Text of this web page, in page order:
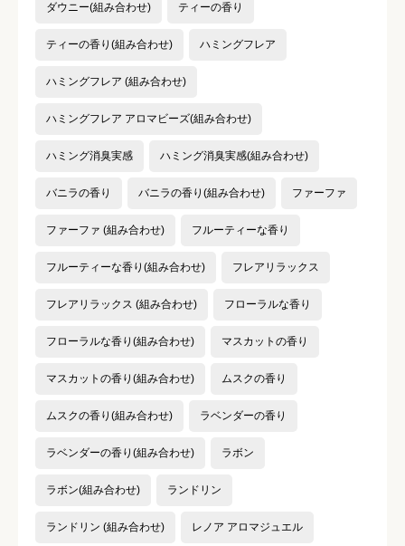
ダウニー(組み合わせ) ティーの香り
ティーの香り(組み合わせ) ハミングフレア
ハミングフレア (組み合わせ)
ハミングフレア アロマビーズ(組み合わせ)
ハミング消臭実感 ハミング消臭実感(組み合わせ)
バニラの香り バニラの香り(組み合わせ) ファーファ
ファーファ (組み合わせ) フルーティーな香り
フルーティーな香り(組み合わせ) フレアリラックス
フレアリラックス (組み合わせ) フローラルな香り
フローラルな香り(組み合わせ) マスカットの香り
マスカットの香り(組み合わせ) ムスクの香り
ムスクの香り(組み合わせ) ラベンダーの香り
ラベンダーの香り(組み合わせ) ラボン
ラボン(組み合わせ) ランドリン
ランドリン (組み合わせ) レノア アロマジュエル